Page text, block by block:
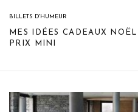
BILLETS D'HUMEUR
MES IDÉES CADEAUX
PRIX MINI